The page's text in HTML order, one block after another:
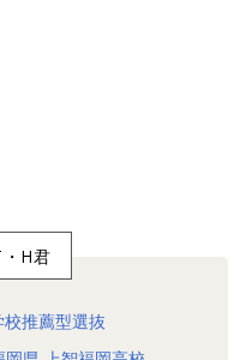
H君
校推薦型選抜